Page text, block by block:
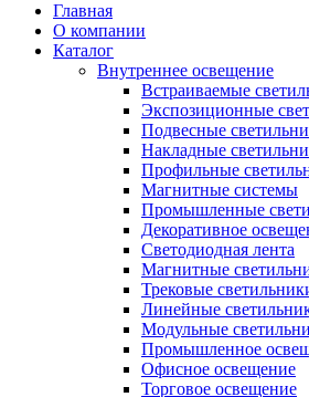
Главная
О компании
Каталог
Внутреннее освещение
Встраиваемые
Экспозиционные
Подвесные
Накладные
Профильные
Магнитные системы
Промышленные
Декоративное
Светодиодная лента
Магнитные
Трековые
Линейные
Модульные
Промышленное
Офисное освещение
Торговое освещение